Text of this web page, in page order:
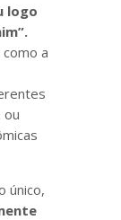
logo
a
ou
único,